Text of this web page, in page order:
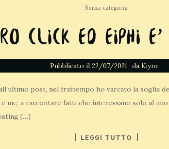
Senza categoria
click ed eiphi
Pubblicato il 22/07/2021 da Kiyro
post, nel frattempo ho varcato la soglia
me, a raccontare fatti che interessano solo al
[…]
LEGGI TUTTO